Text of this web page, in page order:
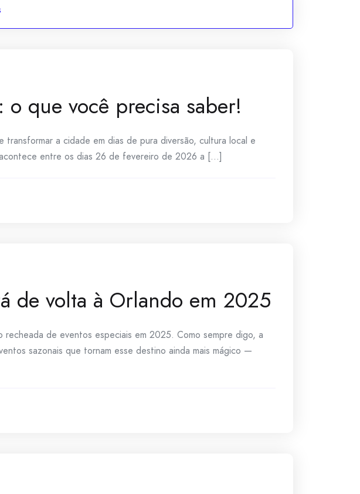
que você precisa saber!
a cidade em dias de pura diversão, cultura local e
entre os dias 26 de fevereiro de 2026 a [...]
de volta à Orlando em 2025
de eventos especiais em 2025. Como sempre digo, a
sazonais que tornam esse destino ainda mais mágico —